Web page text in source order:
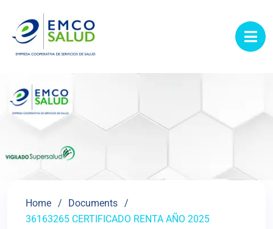
Home
Documents
36163265 CERTIFICADO RENTA AÑO 2025